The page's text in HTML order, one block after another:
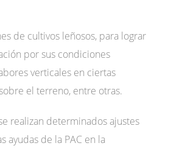
de cultivos leñosos, para lograr
por sus condiciones
verticales en ciertas
el terreno, entre otras.
realizan determinados ajustes
ayudas de la PAC en la